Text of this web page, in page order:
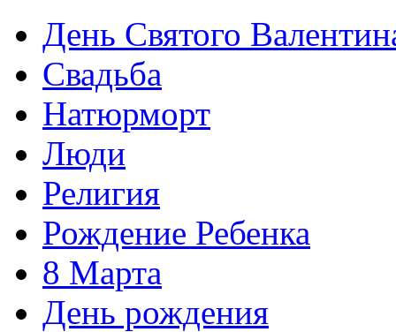
День Святого
Свадьба
Натюрморт
Люди
Религия
Рождение Ребенка
8 Марта
День рождения